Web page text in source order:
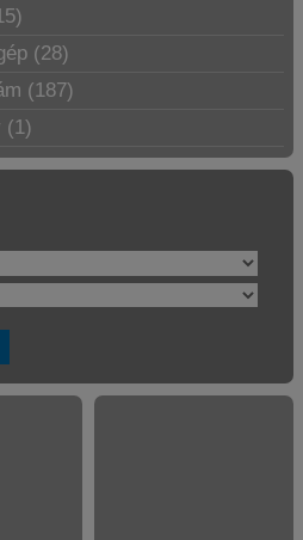
(28)
(187)
(1)